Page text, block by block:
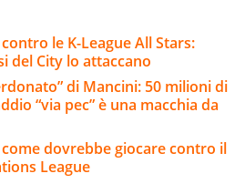
le K-League All Stars:
del City lo attaccano
di Mancini: 50 milioni di
“via pec” è una macchia da
dovrebbe giocare contro il
League